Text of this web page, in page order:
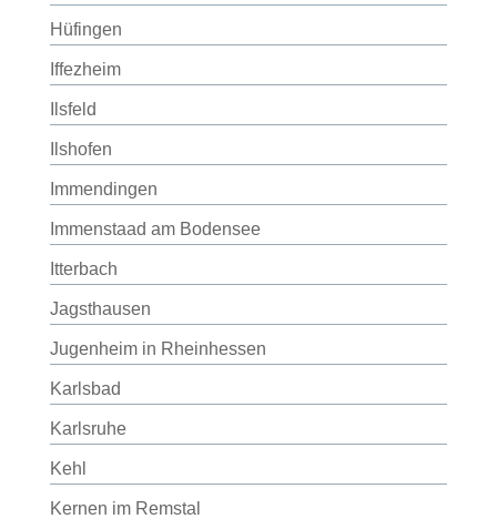
Hüfingen
Iffezheim
Ilsfeld
Ilshofen
Immendingen
Immenstaad am Bodensee
Itterbach
Jagsthausen
Jugenheim in Rheinhessen
Karlsbad
Karlsruhe
Kehl
Kernen im Remstal